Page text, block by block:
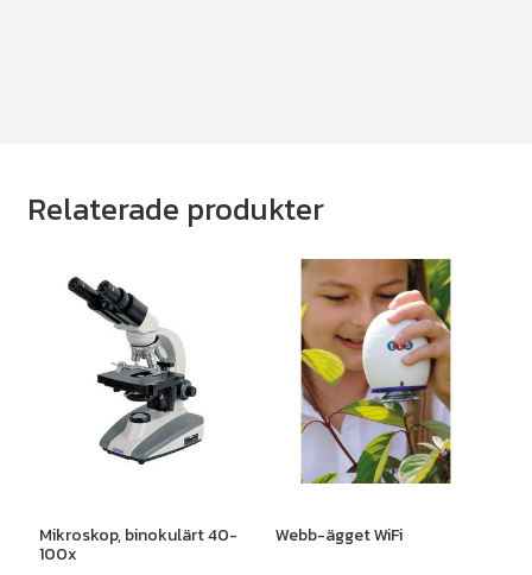
Relaterade produkter
Mikroskop, binokulärt 40-
100x
Webb-ägget WiFi